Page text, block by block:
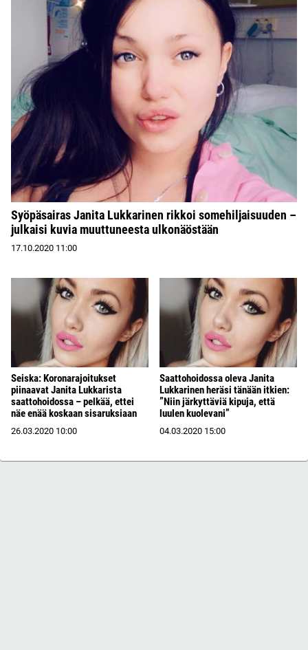
Syöpäsairas Janita Lukkarinen rikkoi somehiljaisuuden –
julkaisi kuvia muuttuneesta ulkonäöstään
17.10.2020 11:00
Seiska: Koronarajoitukset
piinaavat Janita Lukkarista
saattohoidossa – pelkää, ettei
näe enää koskaan sisaruksiaan
26.03.2020 10:00
Saattohoidossa oleva Janita
Lukkarinen heräsi tänään itkien:
”Niin järkyttäviä kipuja, että
luulen kuolevani”
04.03.2020 15:00